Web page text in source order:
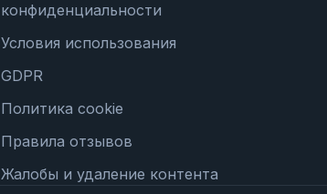
конфиденциальности
Условия использования
GDPR
Политика cookie
Правила отзывов
Жалобы и удаление контента